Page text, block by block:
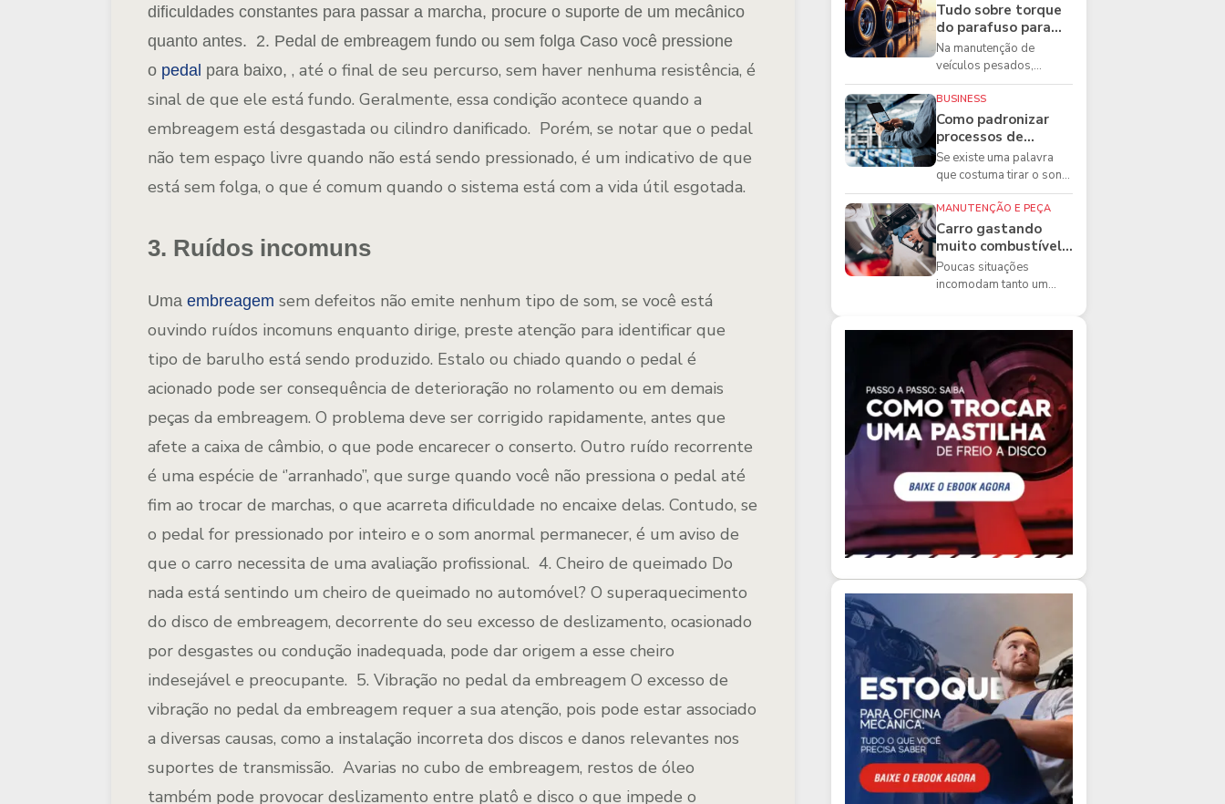
dificuldades constantes para passar a marcha, procure o suporte de um mecânico
quanto antes. 2. Pedal de embreagem fundo ou sem folga Caso você pressione
o pedal para baixo, , até o final de seu percurso, sem haver nenhuma resistência, é
sinal de que ele está fundo. Geralmente, essa condição acontece quando a
embreagem está desgastada ou cilindro danificado. Porém, se notar que o pedal
não tem espaço livre quando não está sendo pressionado, é um indicativo de que
está sem folga, o que é comum quando o sistema está com a vida útil esgotada.
3. Ruídos incomuns
Uma embreagem sem defeitos não emite nenhum tipo de som, se você está
ouvindo ruídos incomuns enquanto dirige, preste atenção para identificar que
tipo de barulho está sendo produzido. Estalo ou chiado quando o pedal é
acionado pode ser consequência de deterioração no rolamento ou em demais
peças da embreagem. O problema deve ser corrigido rapidamente, antes que
afete a caixa de câmbio, o que pode encarecer o conserto. Outro ruído recorrente
é uma espécie de ‘’arranhado’’, que surge quando você não pressiona o pedal até
fim ao trocar de marchas, o que acarreta dificuldade no encaixe delas. Contudo, se
o pedal for pressionado por inteiro e o som anormal permanecer, é um aviso de
que o carro necessita de uma avaliação profissional. 4. Cheiro de queimado Do
nada está sentindo um cheiro de queimado no automóvel? O superaquecimento
do disco de embreagem, decorrente do seu excesso de deslizamento, ocasionado
por desgastes ou condução inadequada, pode dar origem a esse cheiro
indesejável e preocupante. 5. Vibração no pedal da embreagem O excesso de
vibração no pedal da embreagem requer a sua atenção, pois pode estar associado
a diversas causas, como a instalação incorreta dos discos e danos relevantes nos
suportes de transmissão. Avarias no cubo de embreagem, restos de óleo
também pode provocar deslizamento entre platô e disco o que impede o
Tudo sobre torque
do parafuso para
caminhões e as
boas práticas que
todo mecânico
precisa conhecer
Na manutenção de
veículos pesados,
existem ferramentas que
fazem diferença direta na
segurança e na ...
BUSINESS
Como padronizar
processos de
manutenção de
frota na oficina
Se existe uma palavra
que costuma tirar o sono
dos gestores de
manutenção, ela é a
imprevisibilidade...
MANUTENÇÃO E PEÇA
Carro gastando
muito combustível:
5 motivos que
podem aumentar o
Poucas situações
incomodam tanto um
acabando mais r...